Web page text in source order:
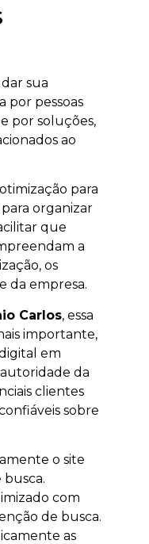
sua
por pessoas
por soluções,
ao
para
organizar
que
a
os
da empresa.
Carlos, essa
importante,
em
da
clientes
sobre
o site
busca.
com
de busca.
as